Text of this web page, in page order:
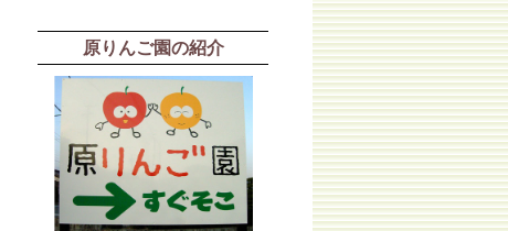
原りんご園の紹介